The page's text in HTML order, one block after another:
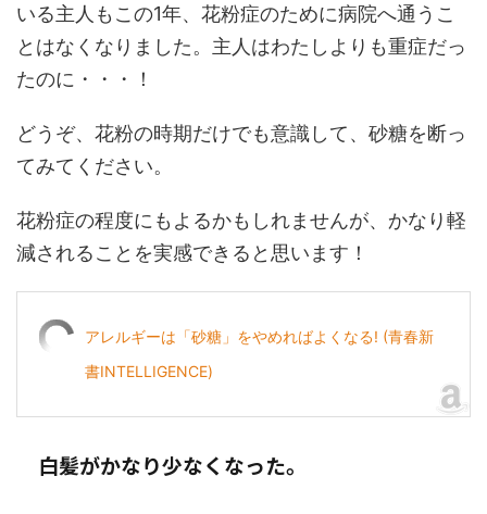
いる主人もこの1年、花粉症のために病院へ通うこ
とはなくなりました。主人はわたしよりも重症だっ
たのに・・・！
どうぞ、花粉の時期だけでも意識して、砂糖を断っ
てみてください。
花粉症の程度にもよるかもしれませんが、かなり軽
減されることを実感できると思います！
アレルギーは「砂糖」をやめればよくなる! (青春新
書INTELLIGENCE)
白髪がかなり少なくなった。